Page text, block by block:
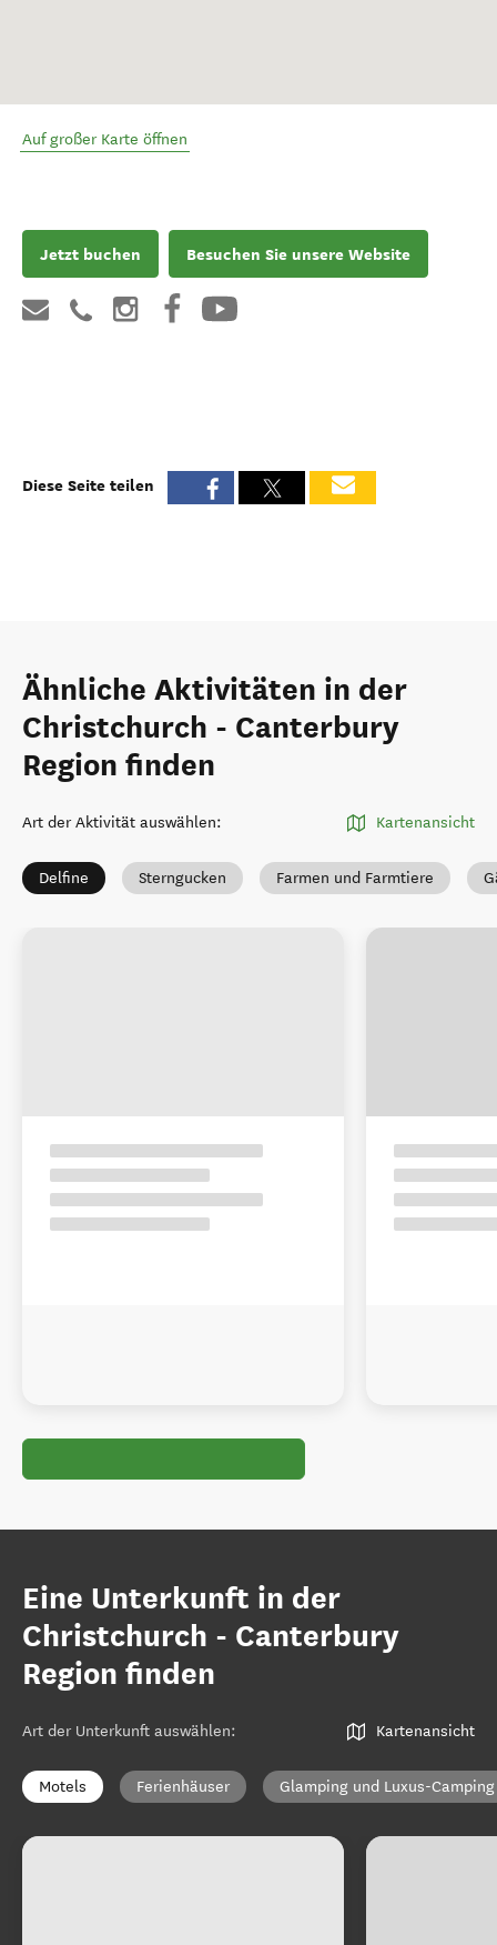
Auf großer Karte öffnen
Jetzt buchen Besuchen Sie unsere Website
Diese Seite teilen
Ähnliche Aktivitäten in der
Christchurch - Canterbury
Region finden
Art der Aktivität auswählen: Kartenansicht
Delfine Sterngucken Farmen und Farmtiere
Eine Unterkunft in der
Christchurch - Canterbury
Region finden
Art der Unterkunft auswählen: Kartenansicht
Motels Ferienhäuser Glamping und Luxus-Camping